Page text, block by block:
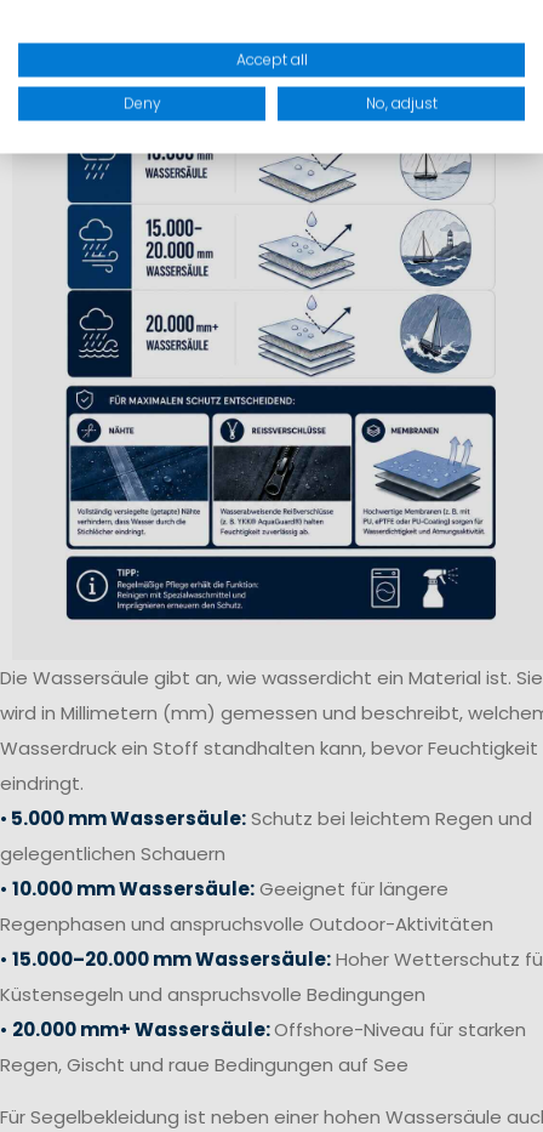
Die Wassersäule gibt an, wie wasserdicht ein Material ist. Sie
wird in Millimetern (mm) gemessen und beschreibt,
Wasserdruck ein Stoff standhalten kann, bevor Feuchtigkeit
eindringt.
• 5.000 mm Wassersäule:Schutz bei leichtem Regen und
gelegentlichen Schauern
• 10.000 mm Wassersäule:Geeignet für längere
Regenphasen und anspruchsvolle Outdoor-Aktivitäten
• 15.000–20.000 mm Wassersäule:Hoher Wetterschutz
Küstensegeln und anspruchsvolle Bedingungen
• 20.000 mm+ Wassersäule:Offshore-Niveau für starken
Regen, Gischt und raue Bedingungen auf See
Für Segelbekleidung ist neben einer hohen Wassersäule
Accept all
Deny No, adjust